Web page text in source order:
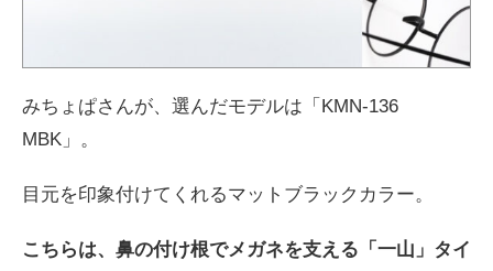
みちょぱさんが、選んだモデルは「KMN-136
MBK」。
目元を印象付けてくれるマットブラックカラー。
こちらは、鼻の付け根でメガネを支える「一山」タイ